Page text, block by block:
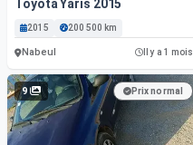
Toyota Yaris 2015
2015 200 500 km
Nabeul Il y a 1 mois
9 Prix normal